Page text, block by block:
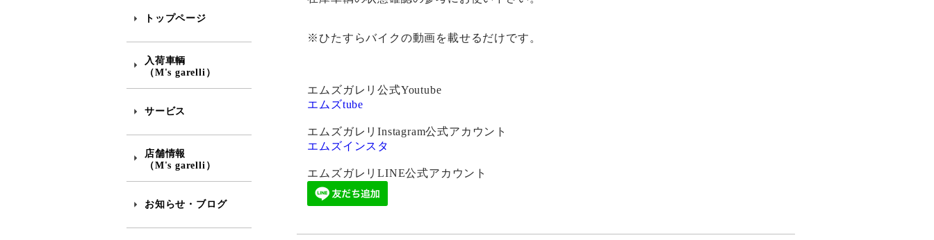
※ひたすらバイクの動画を載せるだけです。
エムズガレリ公式Youtube
エムズtube
エムズガレリInstagram公式アカウント
エムズインスタ
エムズガレリLINE公式アカウント
トップページ
入荷車輌
（M's garelli）
サービス
店舗情報
（M's garelli）
お知らせ・ブログ